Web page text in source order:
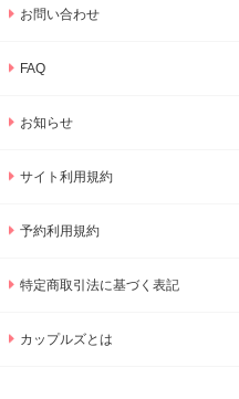
お問い合わせ
FAQ
お知らせ
サイト利用規約
予約利用規約
特定商取引法に基づく表記
カップルズとは